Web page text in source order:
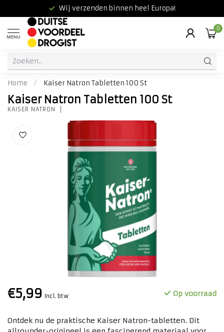
Wij verzenden binnen heel Europa!
MENU
0
Home / Kaiser Natron Tabletten 100 St
Kaiser Natron Tabletten 100 St
KAISER NATRON
€5,99 Incl. btw Op voorraad
Ontdek nu de praktische Kaiser Natron-tabletten. Dit